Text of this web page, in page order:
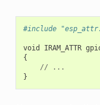
#include
void IRAM_ATTR
{
//
...
}